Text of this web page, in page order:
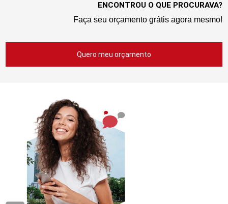
ENCONTROU O QUE PROCURAVA?
Faça seu orçamento grátis agora mesmo!
Quero meu orçamento